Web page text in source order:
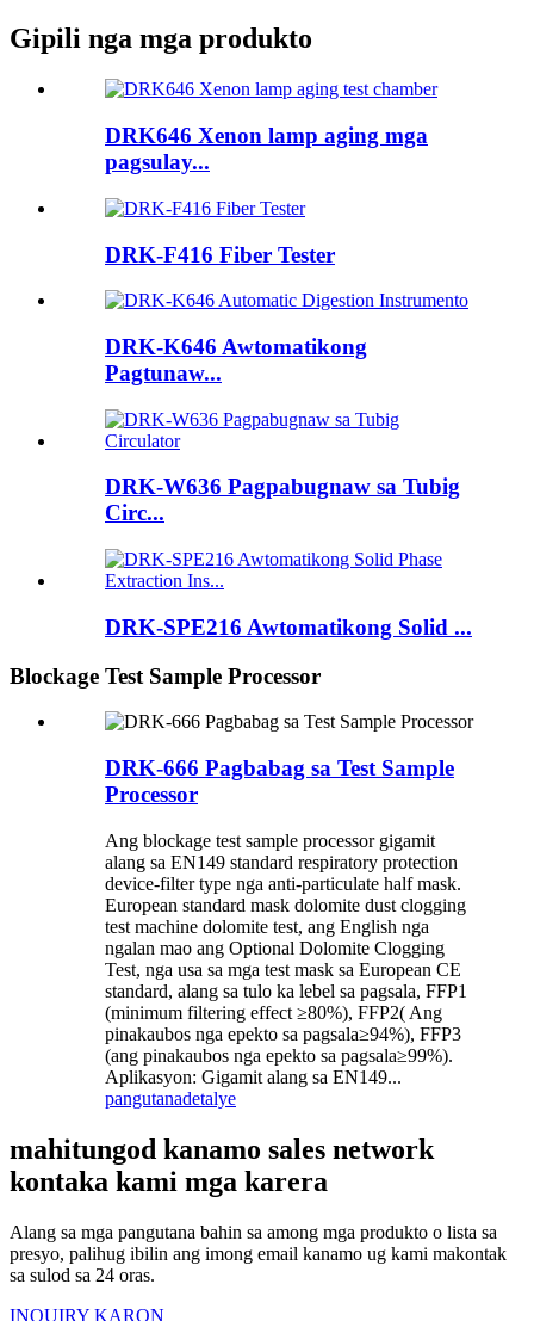
Gipili nga mga produkto
DRK646 Xenon lamp aging mga
pagsulay...
DRK-F416 Fiber Tester
DRK-K646 Awtomatikong
Pagtunaw...
DRK-W636 Pagpabugnaw sa Tubig
Circ...
DRK-SPE216 Awtomatikong Solid ...
Blockage Test Sample Processor
DRK-666 Pagbabag sa Test Sample
Processor
Ang blockage test sample processor gigamit
alang sa EN149 standard respiratory protection
device-filter type nga anti-particulate half mask.
European standard mask dolomite dust clogging
test machine dolomite test, ang English nga
ngalan mao ang Optional Dolomite Clogging
Test, nga usa sa mga test mask sa European CE
standard, alang sa tulo ka lebel sa pagsala, FFP1
(minimum filtering effect ≥80%), FFP2( Ang
pinakaubos nga epekto sa pagsala≥94%), FFP3
(ang pinakaubos nga epekto sa pagsala≥99%).
Aplikasyon: Gigamit alang sa EN149...
pangutanadetalye
mahitungod kanamo sales network
kontaka kami mga karera
Alang sa mga pangutana bahin sa among mga produkto o lista sa
presyo, palihug ibilin ang imong email kanamo ug kami makontak
sa sulod sa 24 oras.
INQUIRY KARON